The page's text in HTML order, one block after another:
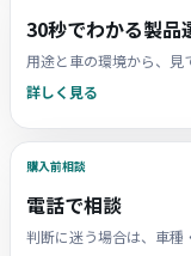
30秒でわかる製品
用途と車の環境から、見
詳しく見る
購入前相談
電話で相談
判断に迷う場合は、車種